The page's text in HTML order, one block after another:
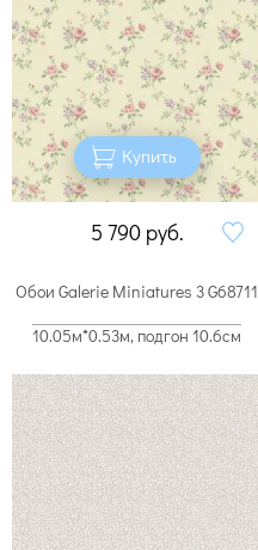
Купить
5 790 руб.
Обои Galerie Miniatures 3 G68711
10.05м*0.53м, подгон 10.6см